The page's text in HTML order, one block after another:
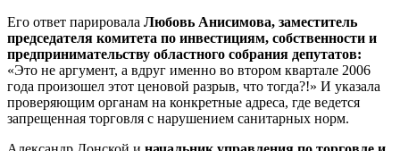
Его ответ парировала Любовь Анисимова, заместитель
председателя комитета по инвестициям, собственности и
предпринимательству областного собрания депутатов:
«Это не аргумент, а вдруг именно во втором квартале 2006
года произошел этот ценовой разрыв, что тогда?!» И указала
проверяющим органам на конкретные адреса, где ведется
запрещенная торговля с нарушением санитарных норм.